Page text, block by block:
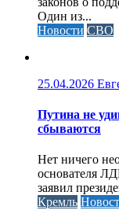
Один из...
Новости СВО
25.04.2026
Путина не
сбываются
Нет ничего
основателя
заявил
Кремль